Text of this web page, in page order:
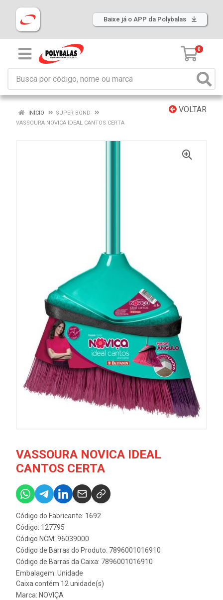
Baixe já o APP da Polybalas
0
VOLTAR
INÍCIO
SUPER BOND
VASSOURA NOVICA IDEAL CANTOS CERTA
VASSOURA NOVICA IDEAL
CANTOS CERTA
Código do Fabricante: 1692
Código: 127795
Código NCM: 96039000
Código de Barras do Produto: 7896001016910
Código de Barras da Caixa: 7896001016910
Embalagem: Unidade
Caixa contém 12 unidade(s)
Marca: NOVIÇA